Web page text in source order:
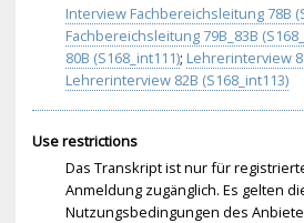
Interview Fachbereichsleitung 78B
Fachbereichsleitung 79B_83B
80B (S168_int111); Lehrerinterview
Lehrerinterview 82B (S168_int113)
Use restrictions
Das Transkript ist nur für
Anmeldung zugänglich. Es gelten
Nutzungsbedingungen des